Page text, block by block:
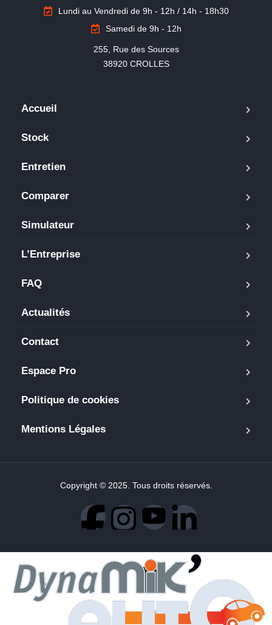
Lundi au Vendredi de 9h - 12h / 14h - 18h30
Samedi de 9h - 12h
255, Rue des Sources
38920 CROLLES
Accueil
Stock
Entretien
Comparer
Simulateur
L’Entreprise
FAQ
Actualités
Contact
Espace Pro
Politique de cookies
Mentions Légales
Copyright © 2025. Tous droits réservés.